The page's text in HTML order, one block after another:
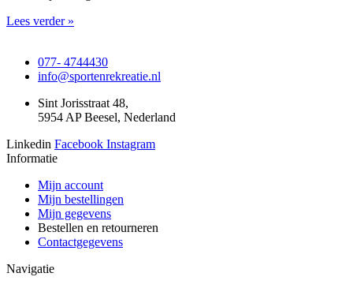
Lees verder »
077- 4744430
info@sportenrekreatie.nl
Sint Jorisstraat 48,
5954 AP Beesel, Nederland
Linkedin Facebook Instagram
Informatie
Mijn account
Mijn bestellingen
Mijn gegevens
Bestellen en retourneren
Contactgegevens
Navigatie